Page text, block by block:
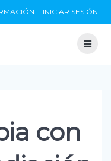
INICIAR SESIÓN
con